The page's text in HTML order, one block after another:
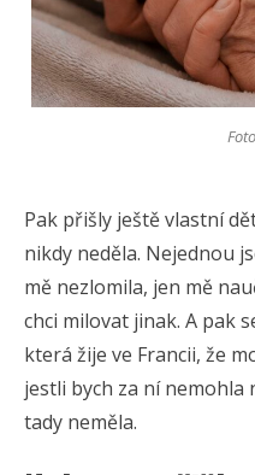
Pak přišly ještě vlastní
nikdy neděla. Nejednou
mě nezlomila, jen mě
chci milovat jinak. A pak
která žije ve Francii, že
jestli bych za ní nemohla
tady neměla.